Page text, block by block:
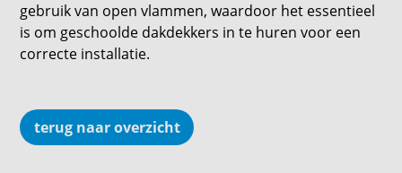
gebruik van open vlammen, waardoor het essentieel
is om geschoolde dakdekkers in te huren voor een
correcte installatie.
terug naar overzicht